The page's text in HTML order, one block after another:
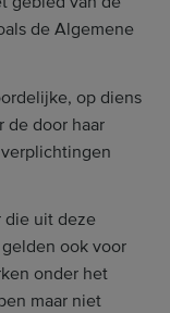
de Algemene
op diens
de door haar
die uit deze
ook voor
onder het
maar niet